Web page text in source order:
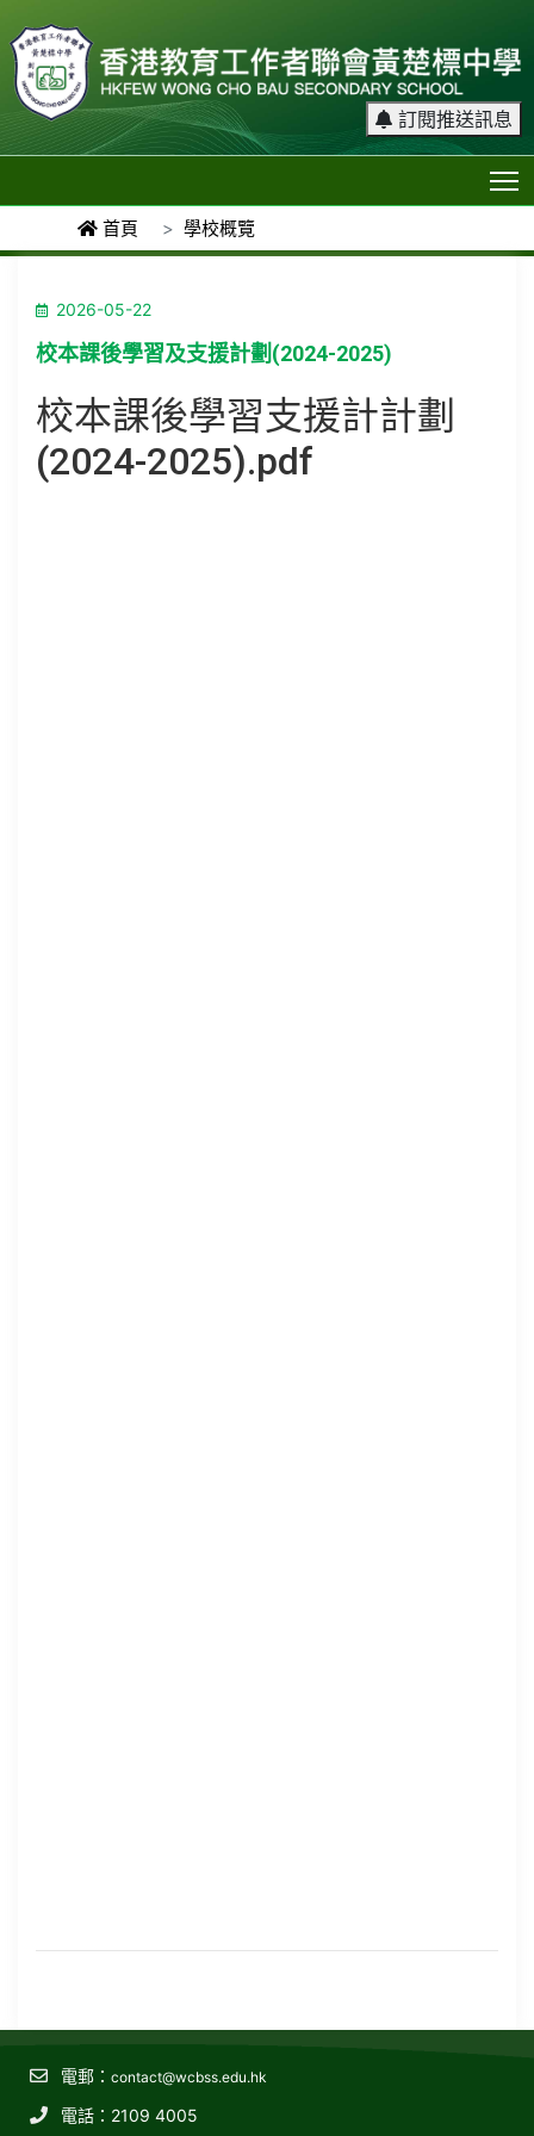
訂閱推送訊息
首頁 學校概覽
2026-05-22
校本課後學習及支援計劃(2024-2025)
校本課後學習支援計計劃
(2024-2025).pdf
電郵： contact@wcbss.edu.hk
電話：2109 4005